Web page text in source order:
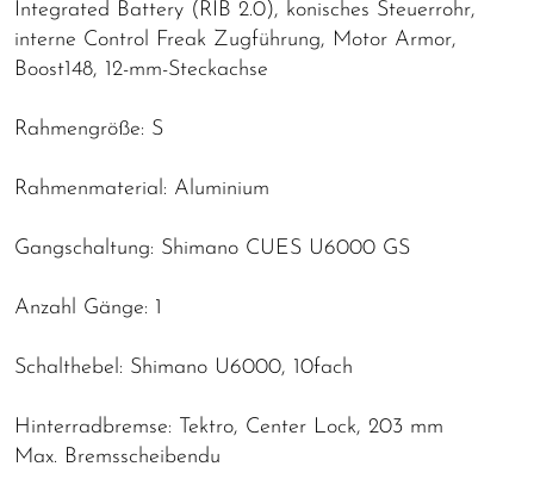
Integrated Battery (RIB 2.0), konisches Steuerrohr,
interne Control Freak Zugführung, Motor Armor,
Boost148, 12-mm-Steckachse
Rahmengröße: S
Rahmenmaterial: Aluminium
Gangschaltung: Shimano CUES U6000 GS
Anzahl Gänge: 1
Schalthebel: Shimano U6000, 10fach
Hinterradbremse: Tektro, Center Lock, 203 mm
Max. Bremsscheibendu